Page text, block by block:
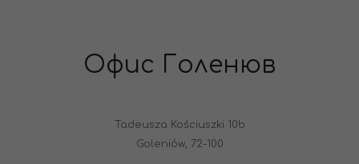
Офис Голенюв
Tadeusza Kościuszki 10b
Goleniów, 72-100